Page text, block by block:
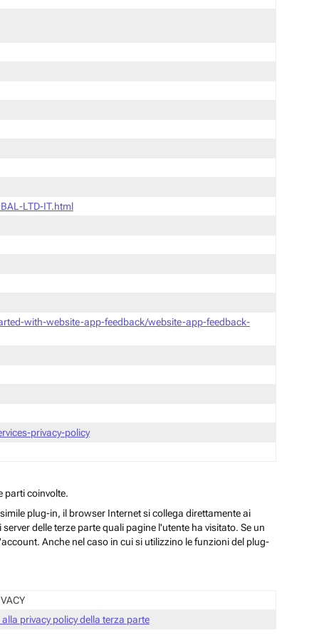
LTD-IT.html
with-website-app-feedback/website-app-feedback-
privacy-policy
parti coinvolte.
plug-in, il browser Internet si collega direttamente ai
delle terze parte quali pagine l'utente ha visitato. Se un
Anche nel caso in cui si utilizzino le funzioni del plug-
alla privacy policy della terza parte